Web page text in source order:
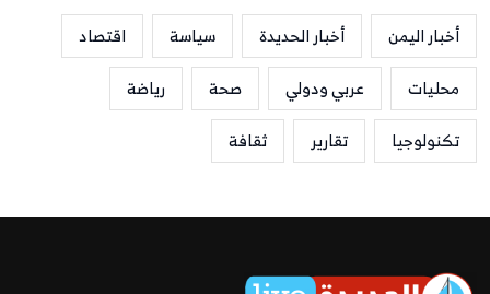
أخبار اليمن أخبار الحديدة سياسة
اقتصاد
محليات
عربي ودولي صحة
رياضة
تكنولوجيا
تقارير ثقافة